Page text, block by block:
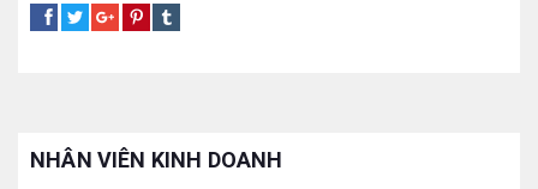
NHÂN VIÊN KINH DOANH